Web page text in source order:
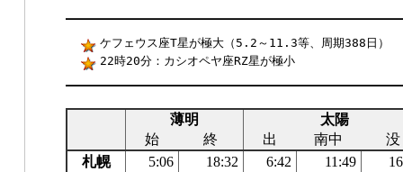
ケフェウス座T星が極大（5.2～11.3等、周期388日）
22時20分：カシオペヤ座RZ星が極小
薄明
太陽
始
終 出 南中
没
札幌
5:06 18:32 6:42 11:49